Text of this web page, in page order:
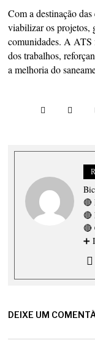
Com a destinação
viabilizar os projetos,
comunidades. A ATS
dos trabalhos,
a melhoria do
🔴
🔴
🔴
➕
DEIXE UM